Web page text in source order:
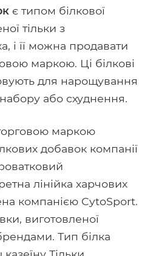
є типом білкової
тільки з
і її можна продавати
маркою. Ці білкові
для нарощування
або схуднення.
маркою
добавок компанії
лінійка харчових
​​компанією CytoSport.
виготовленої
Тип білка